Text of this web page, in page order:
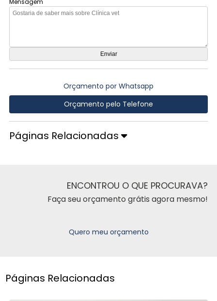
Mensagem
Orçamento por Whatsapp
Orçamento pelo Telefone
Páginas Relacionadas
ENCONTROU O QUE PROCURAVA?
Faça seu orçamento grátis agora mesmo!
Quero meu orçamento
Páginas Relacionadas